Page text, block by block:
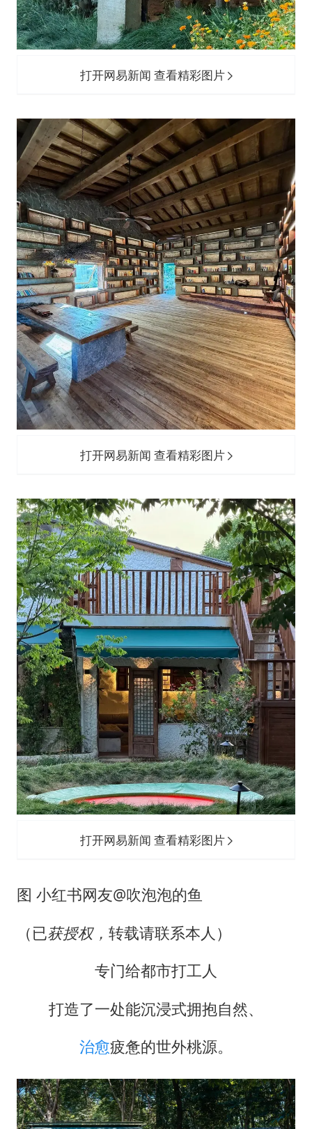
打开网易新闻 查看精彩图片
打开网易新闻 查看精彩图片
打开网易新闻 查看精彩图片
图 小红书网友@吹泡泡的鱼
（已获授权， 转载请联系本人）
专门给都市打工人
打造了一处能沉浸式拥抱自然、
治愈疲惫的世外桃源。